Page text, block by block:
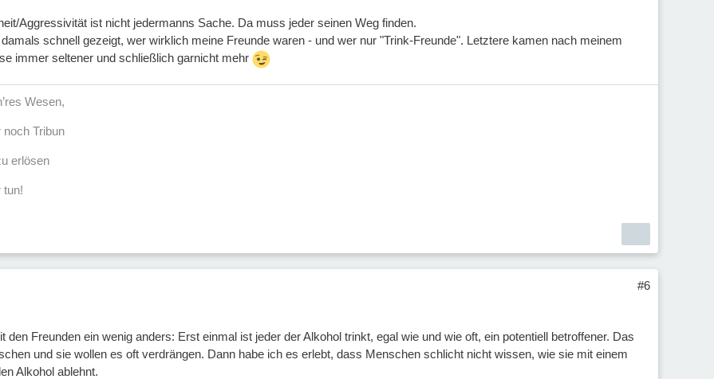
Aggressivität ist nicht jedermanns Sache. Da muss jeder seinen Weg finden.
schnell gezeigt, wer wirklich meine Freunde waren - und wer nur "Trink-Freunde". Letztere kamen nach meinem
immer seltener und schließlich garnicht mehr
Wesen,
Tribun
erlösen
tun!
#6
den Freunden ein wenig anders: Erst einmal ist jeder der Alkohol trinkt, egal wie und wie oft, ein potentiell betroffener. Das
und sie wollen es oft verdrängen. Dann habe ich es erlebt, dass Menschen schlicht nicht wissen, wie sie mit einem
Alkohol ablehnt.